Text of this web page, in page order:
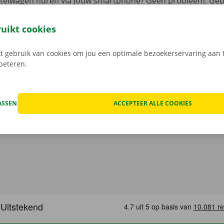
model dat het beste bij jou past en je gewenste Pick-up
de gratis app voor
of Apple
cookies
gebruik van cookies om jou een optimale bezoekerservaring
ACCEPTEER ALLE COOKIES